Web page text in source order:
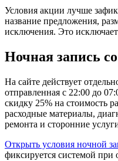
Условия акции лучше
название предложения,
исключения. Это
Ночная запись
На сайте действует
отправленная с 22:00 до
скидку 25% на стоимость
расходные материалы,
ремонта и сторонние
Открыть условия ночной
фиксируется системой при